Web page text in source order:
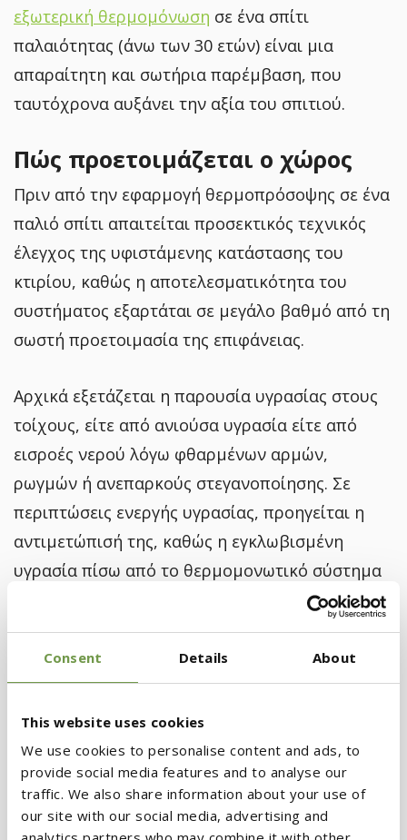
Consent Details About
This website uses cookies
We use cookies to personalise content and ads, to
provide social media features and to analyse our
traffic. We also share information about your use of
our site with our social media, advertising and
εξωτερική θερμομόνωση σε ένα σπίτι
παλαιότητας (άνω των 30 ετών) είναι μια
απαραίτητη και σωτήρια παρέμβαση, που
ταυτόχρονα αυξάνει την αξία του σπιτιού.
Πώς προετοιμάζεται ο χώρος
Πριν από την εφαρμογή θερμοπρόσοψης σε ένα
παλιό σπίτι απαιτείται προσεκτικός τεχνικός
έλεγχος της υφιστάμενης κατάστασης του
κτιρίου, καθώς η αποτελεσματικότητα του
συστήματος εξαρτάται σε μεγάλο βαθμό από τη
σωστή προετοιμασία της επιφάνειας.
Αρχικά εξετάζεται η παρουσία υγρασίας στους
τοίχους, είτε από ανιούσα υγρασία είτε από
εισροές νερού λόγω φθαρμένων αρμών,
ρωγμών ή ανεπαρκούς στεγανοποίησης. Σε
περιπτώσεις ενεργής υγρασίας, προηγείται η
αντιμετώπισή της, καθώς η εγκλωβισμένη
υγρασία πίσω από το θερμομονωτικό σύστημα
μπορεί να οδηγήσει σε υποβάθμιση των υλικών
και ανάπτυξη μούχλας στο μέλλον.
Παράλληλα, γίνεται αξιολόγηση της δομικής
κατάστασης των εξωτερικών τοίχων, ώστε να
εντοπιστούν αποσαθρωμένα επιχρίσματα,
ευάλωτα σημεία ή ρωγμές που πρέπει να
επισκευαστούν πριν την εφαρμογή. Οι
επιφάνειες πρέπει να είναι σταθερές, καθαρές